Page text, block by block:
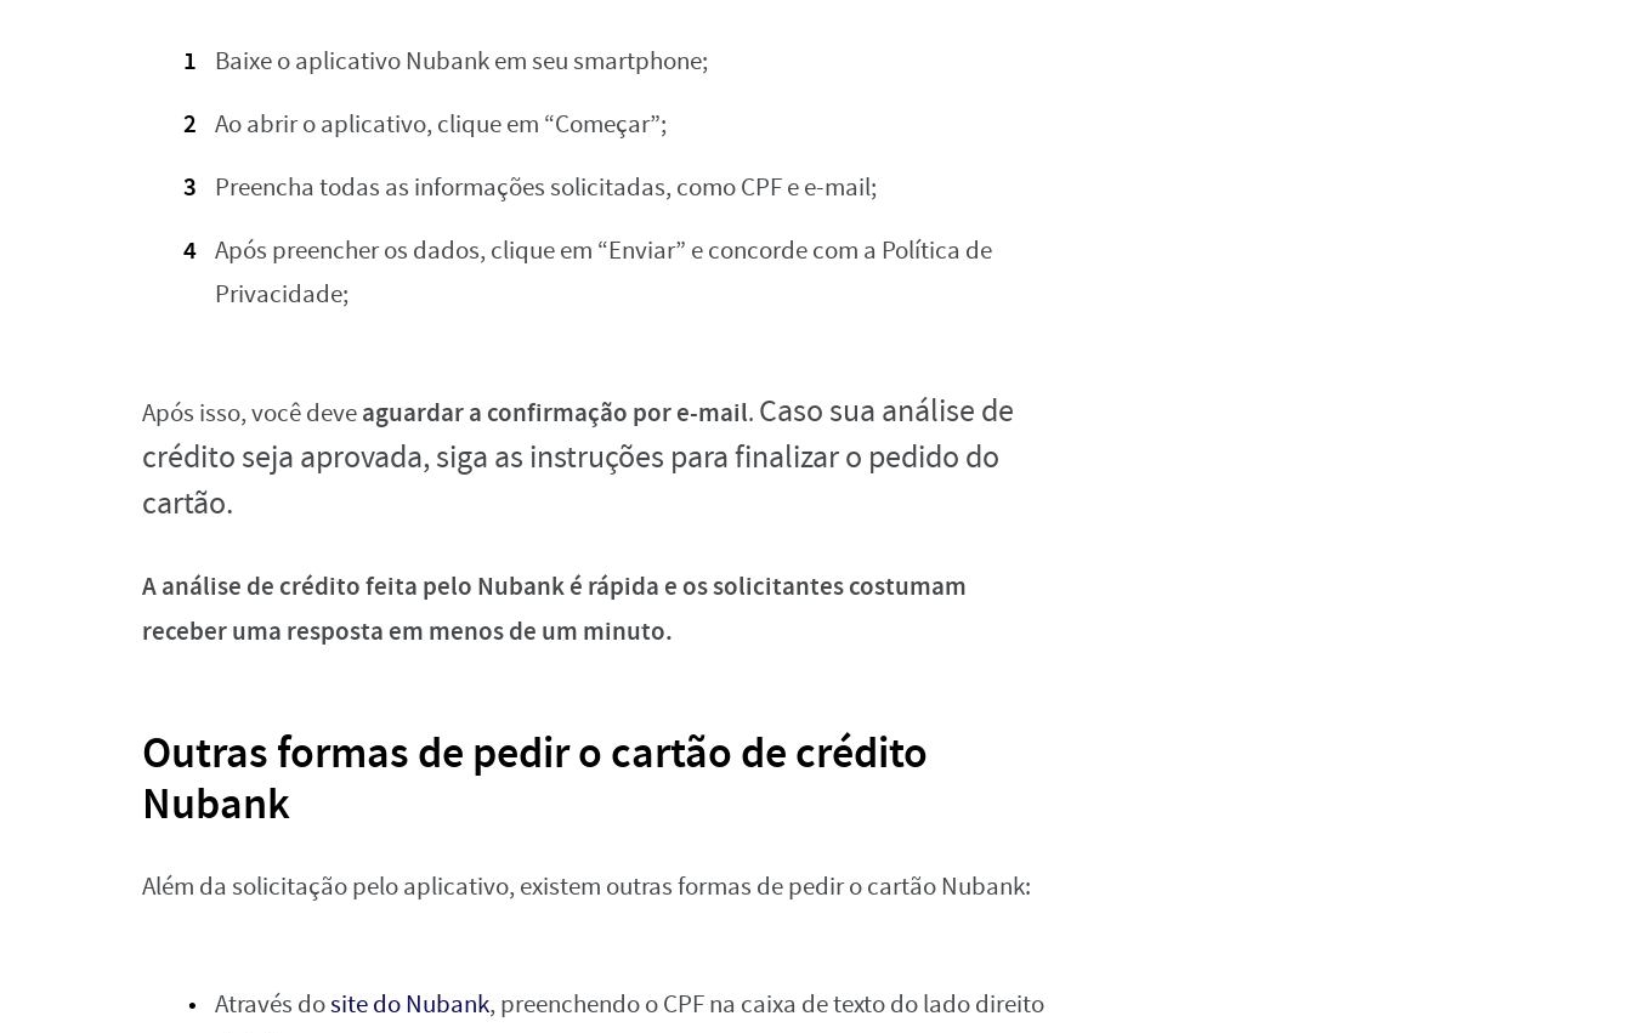
Baixe o aplicativo Nubank em seu smartphone;
Ao abrir o aplicativo, clique em “Começar”;
Preencha todas as informações solicitadas, como CPF e e-mail;
Após preencher os dados, clique em “Enviar” e concorde com a Política de
Privacidade;
Após isso, você deveaguardar a confirmação por e-mail. Caso sua análise de
crédito seja aprovada, siga as instruções para finalizar o pedido do
cartão.
A análise de crédito feita pelo Nubank é rápida e os solicitantes costumam
receber uma resposta em menos de um minuto.
Outras formas de pedir o cartão de crédito
Nubank
Além da solicitação pelo aplicativo, existem outras formas de pedir o cartão Nubank:
Através dosite do Nubank, preenchendo o CPF na caixa de texto do lado direito